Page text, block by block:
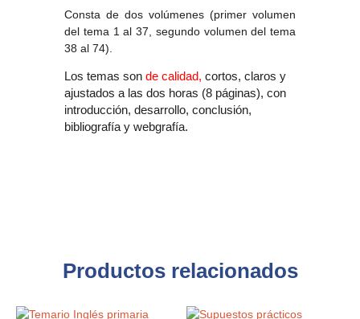
Consta de dos volúmenes (primer volumen
del tema 1 al 37, segundo volumen del tema
38 al 74).
Los temas son de calidad, cortos, claros y
ajustados a las dos horas (8 páginas), con
introducción, desarrollo, conclusión,
bibliografía y webgrafía.
Productos relacionados